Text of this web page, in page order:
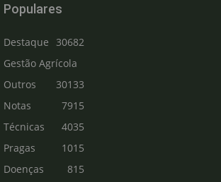
Populares
Destaque
30682
Gestão Agrícola
30133
Outros
7915
Notas
Técnicas
4035
Pragas
1015
Doenças
815